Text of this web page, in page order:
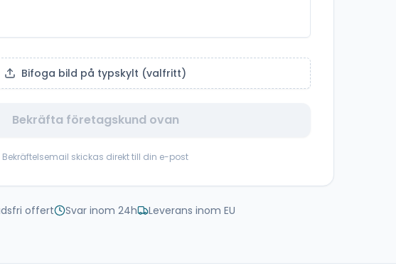
Bifoga bild på typskylt (valfritt)
Bekräfta företagskund ovan
Bekräftelsemail skickas direkt till din e-post
offert Svar inom 24h Leverans inom EU